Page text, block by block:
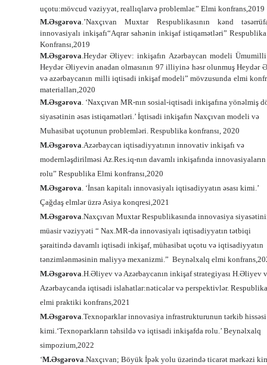
uçotu:mövcud vəziyyət, reallıqlarvə problemlər.” Elmi konfrans,2019
M.Əsgərova.’Naxçıvan Muxtar Respublikasının kənd
innovasiyalı inkişafı“Aqrar sahənin inkişaf istiqamətləri”
Konfransı,2019
M.Əsgərova.Heydər Əliyev: inkişafın Azərbaycan modeli
Heydər Əliyevin anadan olmasının 97 illiyinə həsr olunmuş Heydər
və azərbaycanın milli iqtisadi inkişaf modeli” mövzusunda elmi
materialları,2020
M.Əsgərova. ‘Naxçıvan MR-nın sosial-iqtisadi inkişafına yönəlmiş
siyasətinin əsas istiqamətləri.’ İqtisadi inkişafın Naxçıvan modeli və
Muhasibat uçotunun problemləri. Respublika konfransı, 2020
M.Əsgərova.Azərbaycan iqtisadiyyatının innovativ inkişafı və
modernləşdirilməsi Az.Res.iq-nın davamlı inkişafında innovasiyaların
rolu” Respublika Elmi konfransı,2020
M.Əsgərova. ‘İnsan kapitalı innovasiyalı iqtisadiyyatın əsası kimi.’
Çağdaş elmlər üzrə Asiya konqresi,2021
M.Əsgərova.Naxçıvan Muxtar Respublikasında innovasiya
müasir vəziyyəti “ Nax.MR-da innovasiyalı iqtisadiyyatın tətbiqi
şəraitində davamlı iqtisadi inkişaf, mühasibat uçotu və iqtisadiyyatın
tənzimlənməsinin maliyyə mexanizmi.” Beynəlxalq elmi
M.Əsgərova.H.Əliyev və Azərbaycanın inkişaf strategiyası H.Əliyev
Azərbaycanda iqtisadi islahatlar:nəticələr və perspektivlər.
elmi praktiki konfrans,2021
M.Əsgərova.Texnoparklar innovasiya infrastrukturunun tərkib hissəsi
kimi.‘Texnoparkların təhsildə və iqtisadi inkişafda rolu.’ Beynəlxalq
simpozium,2022
‘M.Əsgərova.Naxçıvan; Böyük İpək yolu üzərində ticarət mərkəzi